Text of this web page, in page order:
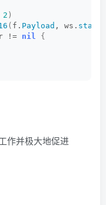
2 )
( f. Payload , ws. status
!= nil
{
作并极大地促进